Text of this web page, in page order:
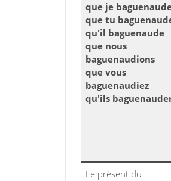
que je
que tu
qu'il baguenaude
que nous
baguenaudions
que vous
baguenaudiez
qu'ils
Le présent du